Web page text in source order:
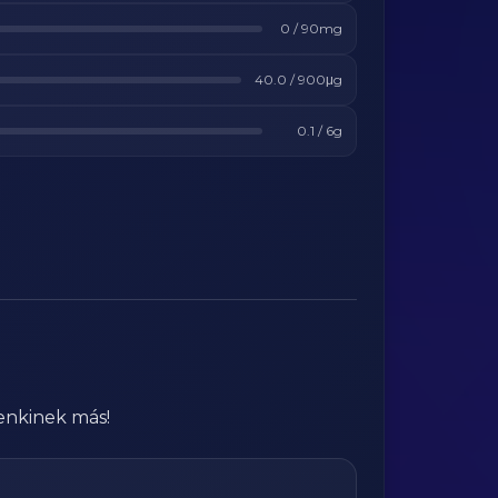
0 /90mg
40.0 /900μg
0.1 / 6g
más!